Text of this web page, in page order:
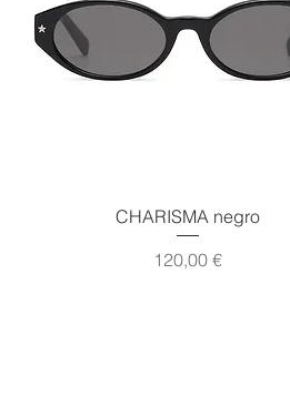
Vista rápida
CHARISMA negro
Precio
120,00 €